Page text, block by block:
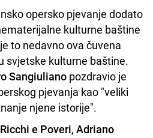
opersko pjevanje dodato
kulturne baštine
to nedavno ova čuvena
svjetske kulturne baštine.
Sangiuliano pozdravio je
pjevanja kao "veliki
njene istorije".
Ricchi e Poveri, Adriano